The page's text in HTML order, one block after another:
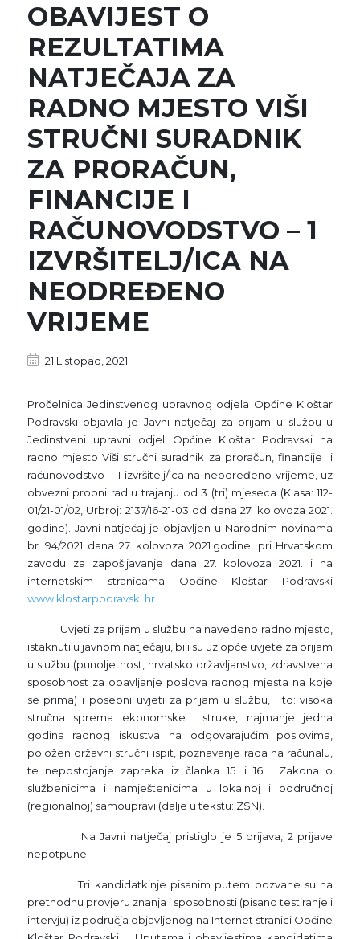
OBAVIJEST O
REZULTATIMA
NATJEČAJA ZA
RADNO MJESTO VIŠI
STRUČNI SURADNIK
ZA PRORAČUN,
FINANCIJE I
RAČUNOVODSTVO – 1
IZVRŠITELJ/ICA NA
NEODREĐENO
VRIJEME
21 Listopad, 2021
Pročelnica Jedinstvenog upravnog odjela Općine Kloštar
Podravski objavila je Javni natječaj za prijam u službu u
Jedinstveni upravni odjel Općine Kloštar Podravski na
radno mjesto Viši stručni suradnik za proračun, financije i
računovodstvo – 1 izvršitelj/ica na neodređeno vrijeme, uz
obvezni probni rad u trajanju od 3 (tri) mjeseca (Klasa: 112-
01/21-01/02, Urbroj: 2137/16-21-03 od dana 27. kolovoza 2021.
godine). Javni natječaj je objavljen u Narodnim novinama
br. 94/2021 dana 27. kolovoza 2021.godine, pri Hrvatskom
zavodu za zapošljavanje dana 27. kolovoza 2021. i na
internetskim stranicama Općine Kloštar Podravski
www.klostarpodravski.hr
Uvjeti za prijam u službu na navedeno radno mjesto,
istaknuti u javnom natječaju, bili su uz opće uvjete za prijam
u službu (punoljetnost, hrvatsko državljanstvo, zdravstvena
sposobnost za obavljanje poslova radnog mjesta na koje
se prima) i posebni uvjeti za prijam u službu, i to: visoka
stručna sprema ekonomske struke, najmanje jedna
godina radnog iskustva na odgovarajućim poslovima,
položen državni stručni ispit, poznavanje rada na računalu,
te nepostojanje zapreka iz članka 15. i 16. Zakona o
službenicima i namještenicima u lokalnoj i područnoj
(regionalnoj) samoupravi (dalje u tekstu: ZSN).
Na Javni natječaj pristiglo je 5 prijava, 2 prijave
nepotpune.
Tri kandidatkinje pisanim putem pozvane su na
prethodnu provjeru znanja i sposobnosti (pisano testiranje i
intervju) iz područja objavljenog na Internet stranici Općine